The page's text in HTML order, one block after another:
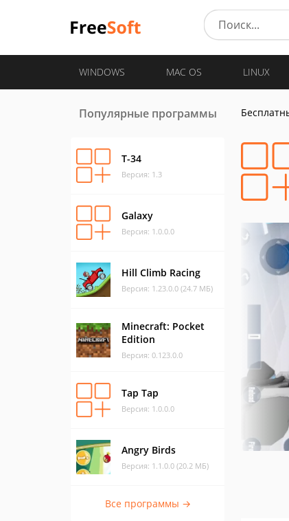
WINDOWS MAC OS LINUX
Популярные программы
Т-34
Версия: 1.3
Galaxy
Версия: 1.0.0.0
Hill Climb Racing
Версия: 1.23.0.0 (24.7 МБ)
Minecraft: Pocket
Edition
Версия: 0.123.0.0
Tap Tap
Версия: 1.0.0.0
Angry Birds
Версия: 1.1.0.0 (20.2 МБ)
Все программы →